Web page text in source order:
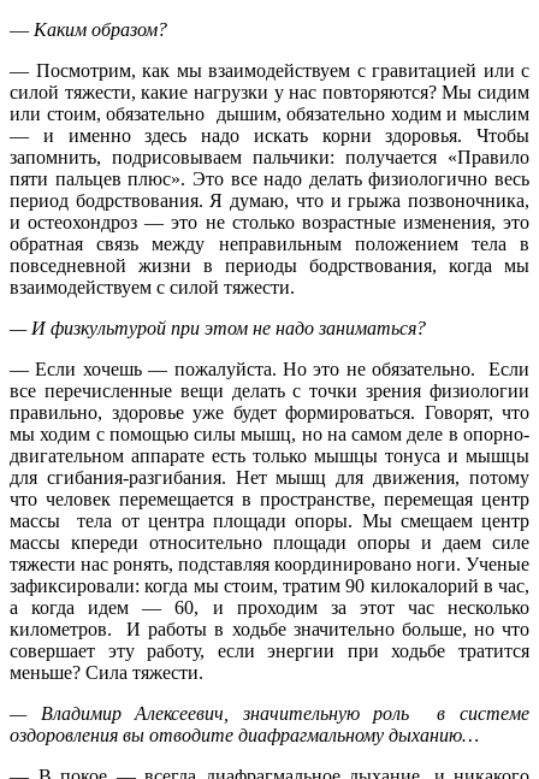
— Каким образом?
— Посмотрим, как мы взаимодействуем с гравитацией или с
силой тяжести, какие нагрузки у нас повторяются? Мы сидим
или стоим, обязательно дышим, обязательно ходим и мыслим
— и именно здесь надо искать корни здоровья. Чтобы
запомнить, подрисовываем пальчики: получается «Правило
пяти пальцев плюс». Это все надо делать физиологично весь
период бодрствования. Я думаю, что и грыжа позвоночника,
и остеохондроз — это не столько возрастные изменения, это
обратная связь между неправильным положением тела в
повседневной жизни в периоды бодрствования, когда мы
взаимодействуем с силой тяжести.
— И физкультурой при этом не надо заниматься?
— Если хочешь — пожалуйста. Но это не обязательно. Если
все перечисленные вещи делать с точки зрения физиологии
правильно, здоровье уже будет формироваться. Говорят, что
мы ходим с помощью силы мышц, но на самом деле в опорно-
двигательном аппарате есть только мышцы тонуса и мышцы
для сгибания-разгибания. Нет мышц для движения, потому
что человек перемещается в пространстве, перемещая центр
массы тела от центра площади опоры. Мы смещаем центр
массы кпереди относительно площади опоры и даем силе
тяжести нас ронять, подставляя координировано ноги. Ученые
зафиксировали: когда мы стоим, тратим 90 килокалорий в час,
а когда идем — 60, и проходим за этот час несколько
километров. И работы в ходьбе значительно больше, но что
совершает эту работу, если энергии при ходьбе тратится
меньше? Сила тяжести.
— Владимир Алексеевич, значительную роль в системе
оздоровления вы отводите диафрагмальному дыханию…